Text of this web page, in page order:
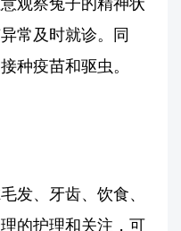
常及时就诊。同
种疫苗和驱虫。
发、牙齿、饮食、
的护理和关注，可